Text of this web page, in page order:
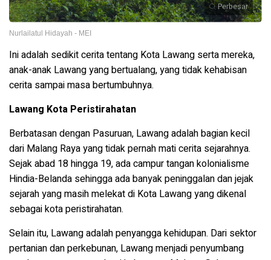
Perbesar
Nurlailatul Hidayah - MEI
Ini adalah sedikit cerita tentang Kota Lawang serta mereka,
anak-anak Lawang yang bertualang, yang tidak kehabisan
cerita sampai masa bertumbuhnya.
Lawang Kota Peristirahatan
Berbatasan dengan Pasuruan, Lawang adalah bagian kecil
dari Malang Raya yang tidak pernah mati cerita sejarahnya.
Sejak abad 18 hingga 19, ada campur tangan kolonialisme
Hindia-Belanda sehingga ada banyak peninggalan dan jejak
sejarah yang masih melekat di Kota Lawang yang dikenal
sebagai kota peristirahatan.
Selain itu, Lawang adalah penyangga kehidupan. Dari sektor
pertanian dan perkebunan, Lawang menjadi penyumbang